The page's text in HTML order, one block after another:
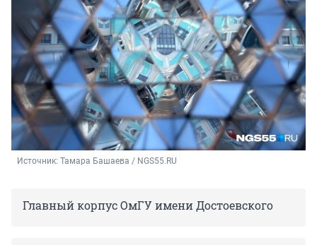
Источник: Тамара Башаева / NGS55.RU
Главный корпус ОмГУ имени Достоевского